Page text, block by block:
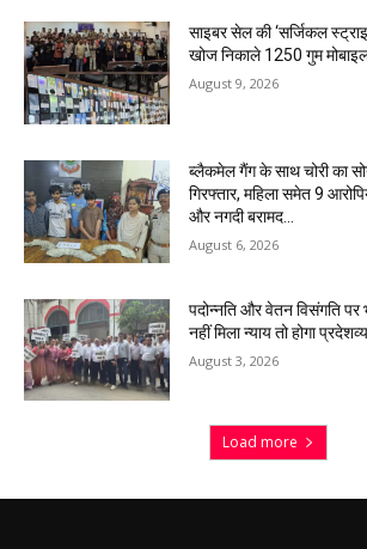
साइबर सेल की ‘सर्जिकल
खोज निकाले 1250 गुम
August 9, 2026
ब्लैकमेल गैंग के साथ चोरी का
गिरफ्तार, महिला समेत 9
और नगदी बरामद…
August 6, 2026
पदोन्नति और वेतन विसंगति
नहीं मिला न्याय तो होगा
August 3, 2026
Load more